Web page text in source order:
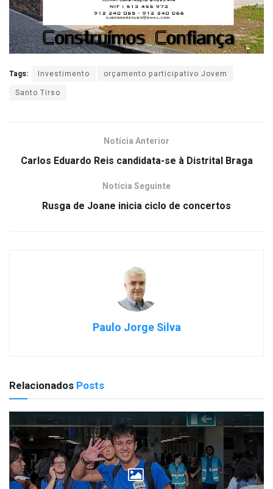
Tags: Investimento
orçamento participativo Jovem
Santo Tirso
Notícia Anterior
Carlos Eduardo Reis candidata-se à Distrital Braga
Notícia Seguinte
Rusga de Joane inicia ciclo de concertos
Paulo Jorge Silva
Relacionados Posts